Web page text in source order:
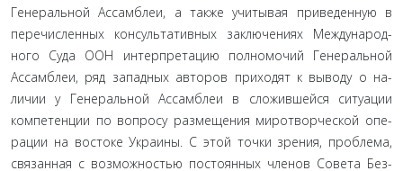
Генеральной Ассамблеи, а также учитывая приведенную в
перечисленных консультативных заключениях Международ­
ного Суда ООН интерпретацию полномочий Генеральной
Ассамблеи, ряд западных авторов приходят к выводу о на­
личии у Генеральной Ассамблеи в сложившейся ситуации
компетенции по вопросу размещения миротворческой опе­
рации на востоке Украины. С этой точки зрения, проблема,
связанная с возможностью постоянных членов Совета Без­